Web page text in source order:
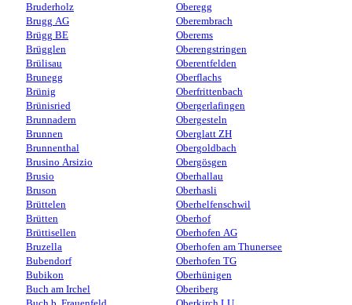
Bruderholz
Brugg AG
Brügg BE
Brügglen
Brülisau
Brunegg
Brünig
Brünisried
Brunnadern
Brunnen
Brunnenthal
Brusino Arsizio
Brusio
Bruson
Brüttelen
Brütten
Brüttisellen
Bruzella
Bubendorf
Bubikon
Buch am Irchel
Oberegg
Oberembrach
Oberems
Oberengstringen
Oberentfelden
Oberflachs
Oberfrittenbach
Obergerlafingen
Obergesteln
Oberglatt ZH
Obergoldbach
Obergösgen
Oberhallau
Oberhasli
Oberhelfenschwil
Oberhof
Oberhofen AG
Oberhofen am Thunersee
Oberhofen TG
Oberhünigen
Oberiberg